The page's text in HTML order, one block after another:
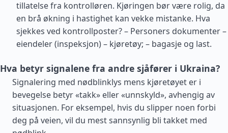
tillatelse fra kontrolløren. Kjøringen bør være rolig, da
en brå økning i hastighet kan vekke mistanke. Hva
sjekkes ved kontrollposter? – Personers dokumenter –
eiendeler (inspeksjon) – kjøretøy; – bagasje og last.
Hva betyr signalene fra andre sjåfører i Ukraina?
Signalering med nødblinklys mens kjøretøyet er i
bevegelse betyr «takk» eller «unnskyld», avhengig av
situasjonen. For eksempel, hvis du slipper noen forbi
deg på veien, vil du mest sannsynlig bli takket med